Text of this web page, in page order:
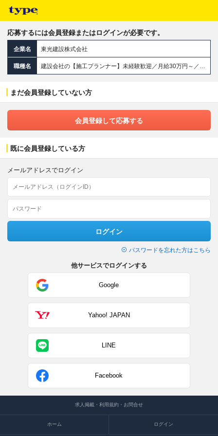
応募するには会員登録またはログインが必要です。
企業名 東光建設株式会社
職種名 建設会社の【施工プランナー】未経験歓迎／月給30万円～／賞与平均3～4ヶ月支給／世田谷エリア中心の安定企業
まだ会員登録していない方
会員登録して応募する
既に会員登録している方
メールアドレスでログイン
ログイン
パスワードを忘れた方はこちら
他サービスでログインする
Google
Yahoo! JAPAN
LINE
Facebook
求人掲載・利用規約・お問合せ
ホーム ログイン